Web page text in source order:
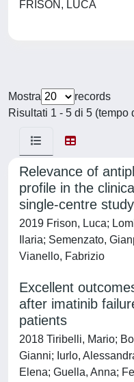
FRISON, LUCA
Mostra
records
Risultati 1 - 5 di 5
Relevance of
profile in the
single-centre study
2019 Frison, Luca;
Ilaria; Semenzato,
Vianello, Fabrizio
Excellent
after imatinib
patients
2018 Tiribelli, Mario;
Gianni; Iurlo,
Elena; Guella, Anna;